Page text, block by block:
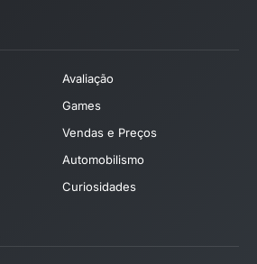
Avaliação
Games
Vendas e Preços
Automobilismo
Curiosidades